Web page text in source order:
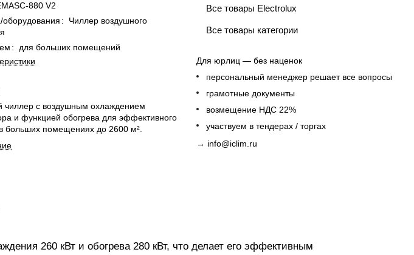
880 V2
оборудования :
Чиллер воздушного
:
для больших помещений
чиллер с воздушным охлаждением
и функцией обогрева для эффективного
больших помещениях до 2600 м².
Все товары Electrolux
Все товары категории
Для юрлиц — без наценок
персональный менеджер решает все вопросы
грамотные документы
возмещение НДС 22%
участвуем в тендерах / торгах
→ info@iclim.ru
260 кВт и обогрева 280 кВт, что делает его эффективным